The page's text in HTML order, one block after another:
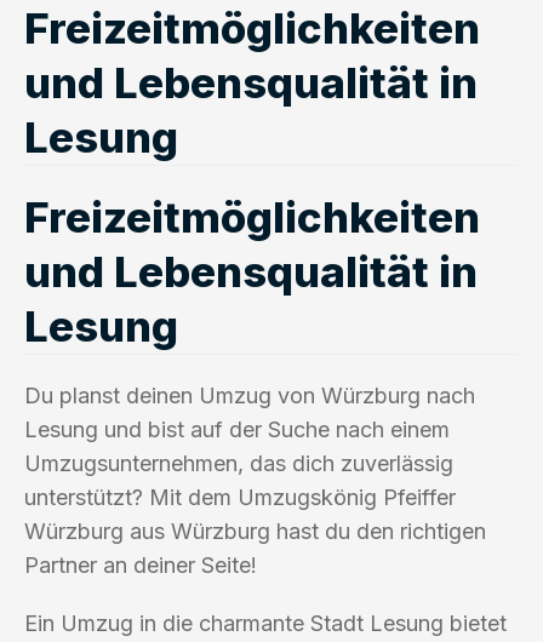
Freizeitmöglichkeiten
und Lebensqualität in
Lesung
Freizeitmöglichkeiten
und Lebensqualität in
Lesung
Du planst deinen Umzug von Würzburg nach
Lesung und bist auf der Suche nach einem
Umzugsunternehmen, das dich zuverlässig
unterstützt? Mit dem Umzugskönig Pfeiffer
Würzburg aus Würzburg hast du den richtigen
Partner an deiner Seite!
Ein Umzug in die charmante Stadt Lesung bietet